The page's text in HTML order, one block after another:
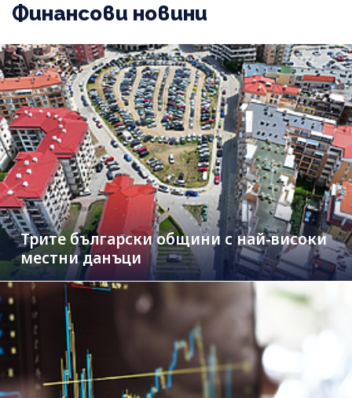
Финансови новини
Трите български общини с най-високи
местни данъци